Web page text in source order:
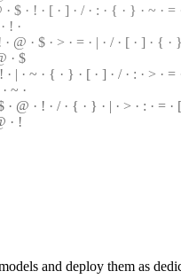
· $ · ! · [ · ] · / · : · { · } · ~ · =
· ! ·
· @ · $ · > · = · | · / · [ · ] · { ·
· $
| · ~ · { · } · [ · ] · / · : · > · =
~ ·
· @ · ! · / · { · } · | · > · : · = ·
· !
and deploy them as